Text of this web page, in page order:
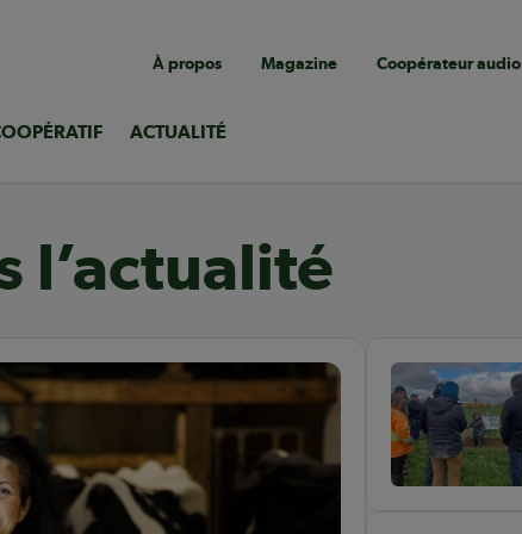
Navigation
utilitaire
À propos Magazine Coopérateur audio
ACTUALITÉ
l’actualité